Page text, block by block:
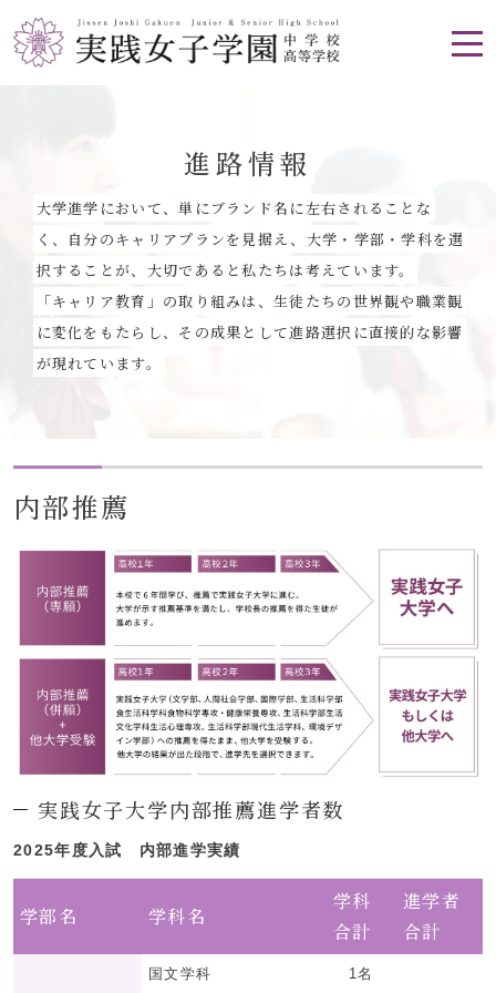
進路情報
大学進学において、単にブランド名に左右されることな
く、自分のキャリアプランを見据え、大学・学部・学科を選
択することが、大切であると私たちは考えています。
「キャリア教育」の取り組みは、生徒たちの世界観や職業観
に変化をもたらし、その成果として進路選択に直接的な影響
が現れています。
内部推薦
実践女子大学内部推薦進学者数
2025年度入試 内部進学実績
学部名 学科名
学科
合計
進学者
合計
国文学科 1名